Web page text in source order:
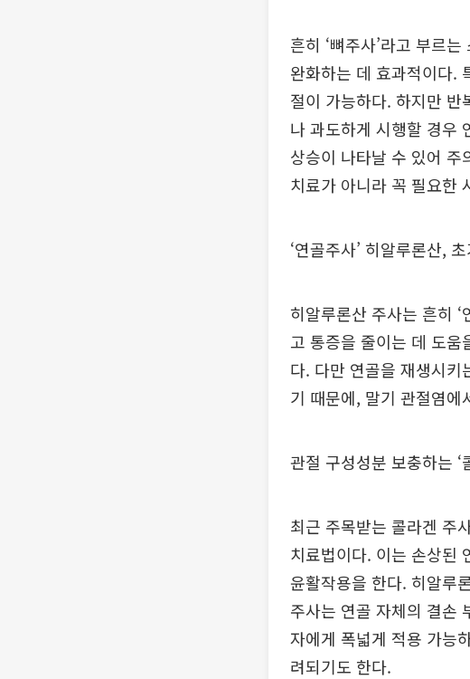
흔히 ‘뼈주사’라고 부르
완화하는 데 효과적이다.
절이 가능하다. 하지만 반
나 과도하게 시행할 경우
상승이 나타날 수 있어
치료가 아니라 꼭 필요한
‘연골주사’ 히알루론산,
히알루론산 주사는 흔히
고 통증을 줄이는 데 도
다. 다만 연골을 재생시
기 때문에, 말기 관절염
관절 구성성분 보충하는
최근 주목받는 콜라겐 주
치료법이다. 이는 손상된
윤활작용을 한다. 히알루
주사는 연골 자체의 결손
자에게 폭넓게 적용 가능
려되기도 한다.